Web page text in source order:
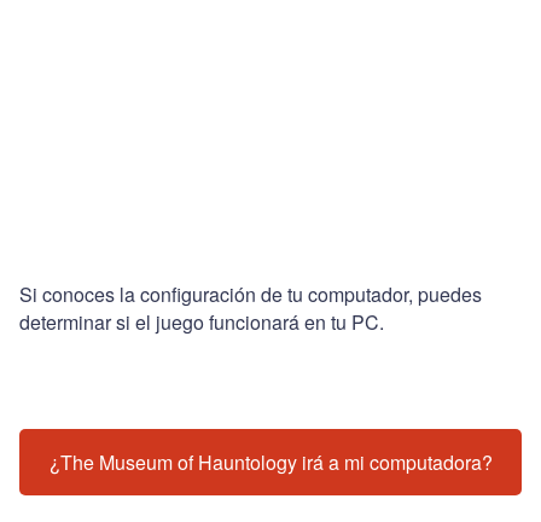
Si conoces la configuración de tu computador, puedes
determinar si el juego funcionará en tu PC.
¿The Museum of Hauntology irá a mi computadora?